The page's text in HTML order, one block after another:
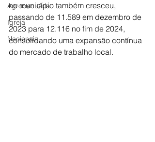
Agropecuária
Igreja
Nacionais
no município também cresceu,
passando de 11.589 em dezembro de
2023 para 12.116 no fim de 2024,
consolidando uma expansão contínua
do mercado de trabalho local.